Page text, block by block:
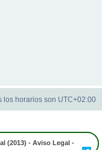
los horarios son UTC+02:00
(2013) - Aviso Legal -